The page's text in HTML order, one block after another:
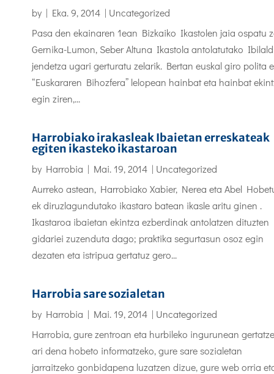
by | Eka. 9, 2014 | Uncategorized
Pasa den ekainaren 1ean Bizkaiko Ikastolen jaia ospatu
Gernika-Lumon, Seber Altuna Ikastola antolatutako
jendetza ugari gerturatu zelarik. Bertan euskal giro polita
“Euskararen Bihozfera” lelopean hainbat eta hainbat
egin ziren,...
Harrobiako irakasleak Ibaietan erreskateak
egiten ikasteko ikastaroan
by Harrobia | Mai. 19, 2014 | Uncategorized
Aurreko astean, Harrobiako Xabier, Nerea eta Abel
ek diruzlagundutako ikastaro batean ikasle aritu ginen .
Ikastaroa ibaietan ekintza ezberdinak antolatzen dituzten
gidariei zuzenduta dago; praktika segurtasun osoz egin
dezaten eta istripua gertatuz gero...
Harrobia sare sozialetan
by Harrobia | Mai. 19, 2014 | Uncategorized
Harrobia, gure zentroan eta hurbileko ingurunean
ari dena hobeto informatzeko, gure sare sozialetan
jarraitzeko gonbidapena luzatzen dizue, gure web orria